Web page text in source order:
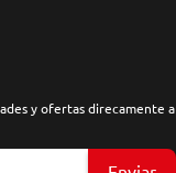
y ofertas direcamente a